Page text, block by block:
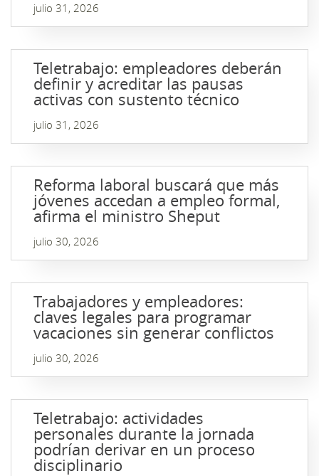
julio 31, 2026
Teletrabajo: empleadores deberán
definir y acreditar las pausas
activas con sustento técnico
julio 31, 2026
Reforma laboral buscará que más
jóvenes accedan a empleo formal,
afirma el ministro Sheput
julio 30, 2026
Trabajadores y empleadores:
claves legales para programar
vacaciones sin generar conflictos
julio 30, 2026
Teletrabajo: actividades
personales durante la jornada
podrían derivar en un proceso
disciplinario